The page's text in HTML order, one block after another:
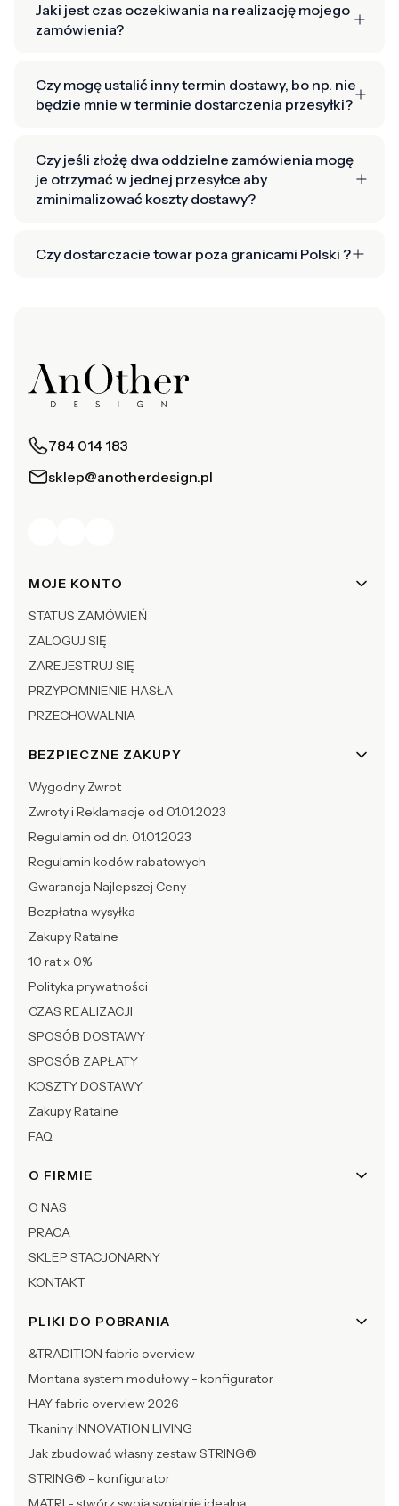
Jaki jest czas oczekiwania na realizację mojego
zamówienia?
Czy mogę ustalić inny termin dostawy, bo np. nie
będzie mnie w terminie dostarczenia przesyłki?
Czy jeśli złożę dwa oddzielne zamówienia mogę
je otrzymać w jednej przesyłce aby
zminimalizować koszty dostawy?
Czy dostarczacie towar poza granicami Polski ?
784 014 183
sklep@anotherdesign.pl
Linki w stopce
MOJE KONTO
STATUS ZAMÓWIEŃ
ZALOGUJ SIĘ
ZAREJESTRUJ SIĘ
PRZYPOMNIENIE HASŁA
PRZECHOWALNIA
BEZPIECZNE ZAKUPY
Wygodny Zwrot
Zwroty i Reklamacje od 01.01.2023
Regulamin od dn. 01.01.2023
Regulamin kodów rabatowych
Gwarancja Najlepszej Ceny
Bezpłatna wysyłka
Zakupy Ratalne
10 rat x 0%
Polityka prywatności
CZAS REALIZACJI
SPOSÓB DOSTAWY
SPOSÓB ZAPŁATY
KOSZTY DOSTAWY
Zakupy Ratalne
FAQ
O FIRMIE
O NAS
PRACA
SKLEP STACJONARNY
KONTAKT
PLIKI DO POBRANIA
&TRADITION fabric overview
Montana system modułowy - konfigurator
HAY fabric overview 2026
Tkaniny INNOVATION LIVING
Jak zbudować własny zestaw STRING®
STRING® - konfigurator